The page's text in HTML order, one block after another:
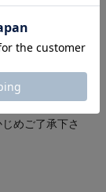
了後でもご用意
ざいますが何卒
めご了承下さ